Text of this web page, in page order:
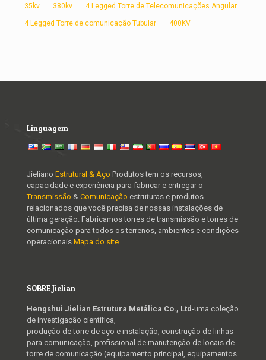
35kv 380kv 4 Legged Torre de Telecomunicações Angular
4 Legged Torre de comunicação Tubular 400KV
Linguagem
Jieliano Estrutural & Aço Produtos tem os recursos,
capacidade e experiência para fabricar e entregar o
Transmissão & Comunicação estruturas e produtos
relacionados que você precisa de nossas instalações de
última geração. Fabricamos torres de transmissão e torres de
comunicação para todos os terrenos, ambientes e condições
operacionais.Mapa do site
SOBRE Jielian
Hengshui Jielian Estrutura Metálica Co., Ltd-uma coleção
de investigação científica,
produção de torre de aço e instalação, construção de linhas
para comunicação, profissional de manutenção de locais de
torre de comunicação (equipamento principal, equipamentos